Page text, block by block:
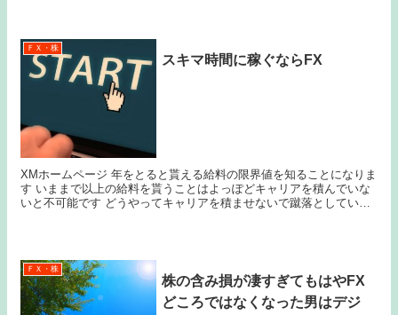
ＦＸ・株
スキマ時間に稼ぐならFX
XMホームページ 年をとると貰える給料の限界値を知ることになりま
す いままで以上の給料を貰うことはよっぽどキャリアを積んでいな
いと不可能です どうやってキャリアを積ませないで蹴落としていく
ＦＸ・株
株の含み損が凄すぎてもはやFX
どころではなくなった男はデジ